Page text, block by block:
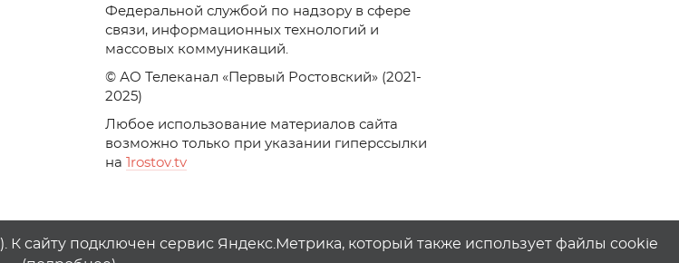
Федеральной службой по надзору в сфере
связи, информационных технологий и
массовых коммуникаций.
© АО Телеканал «Первый Ростовский» (2021-
2025)
Любое использование материалов сайта
возможно только при указании гиперссылки
на
rostov.tv
). К сайту подключен сервис Яндекс.Метрика, который также использует файлы cookie